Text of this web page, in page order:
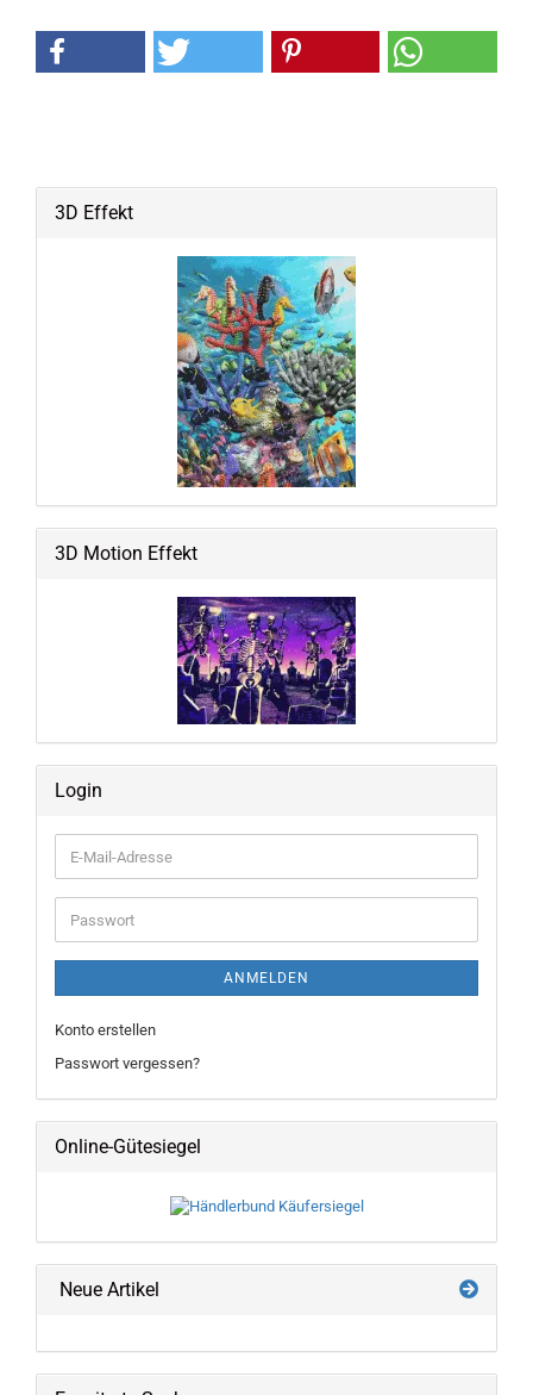
3D Effekt
3D Motion Effekt
Login
E-
Mail-
Adresse
Passwort
ANMELDEN
Konto erstellen
Passwort vergessen?
Online-Gütesiegel
Neue Artikel